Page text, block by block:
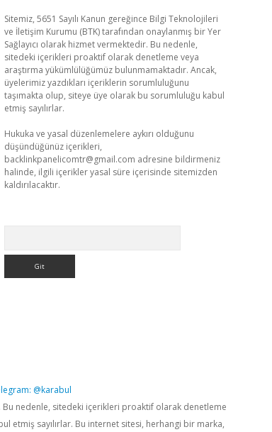
Sitemiz, 5651 Sayılı Kanun gereğince Bilgi Teknolojileri
ve İletişim Kurumu (BTK) tarafından onaylanmış bir Yer
Sağlayıcı olarak hizmet vermektedir. Bu nedenle,
sitedeki içerikleri proaktif olarak denetleme veya
araştırma yükümlülüğümüz bulunmamaktadır. Ancak,
üyelerimiz yazdıkları içeriklerin sorumluluğunu
taşımakta olup, siteye üye olarak bu sorumluluğu kabul
etmiş sayılırlar.
Hukuka ve yasal düzenlemelere aykırı olduğunu
düşündüğünüz içerikleri,
backlinkpanelicomtr@gmail.com adresine bildirmeniz
halinde, ilgili içerikler yasal süre içerisinde sitemizden
kaldırılacaktır.
@karabul
Bu nedenle, sitedeki içerikleri proaktif olarak denetleme
etmiş sayılırlar. Bu internet sitesi, herhangi bir marka,